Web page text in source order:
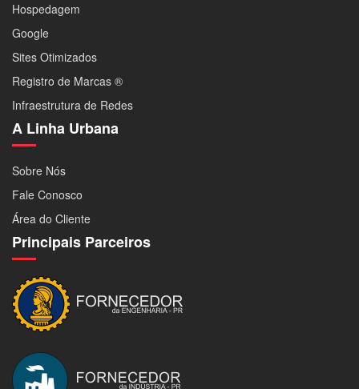
Hospedagem
Google
Sites Otimizados
Registro de Marcas ®
Infraestrutura de Redes
A Linha Urbana
Sobre Nós
Fale Conosco
Área do Cliente
Principais Parceiros